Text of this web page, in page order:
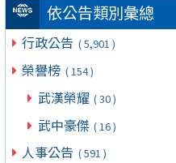
依公告類別彙總
行政公告 ( 5,901 )
榮譽榜 ( 154 )
武漢榮耀 ( 30 )
武中豪傑 ( 16 )
人事公告 ( 591 )